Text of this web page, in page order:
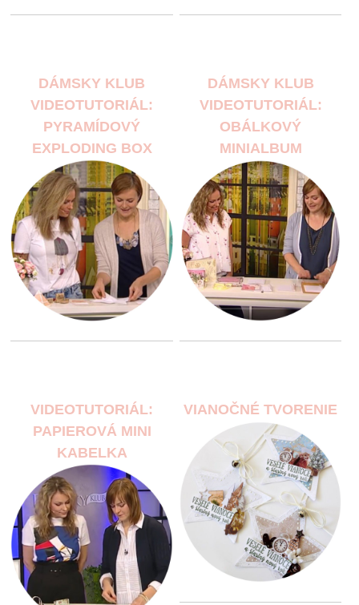
DÁMSKY KLUB
VIDEOTUTORIÁL:
PYRAMÍDOVÝ
EXPLODING BOX
DÁMSKY KLUB
VIDEOTUTORIÁL:
OBÁLKOVÝ
MINIALBUM
VIDEOTUTORIÁL:
PAPIEROVÁ MINI
KABELKA
VIANOČNÉ TVORENIE